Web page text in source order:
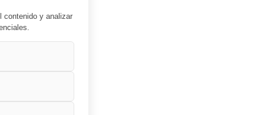
contenido y analizar